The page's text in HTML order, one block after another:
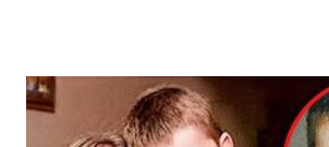
perkuburan demi kemudahan dan
masyarakat setempat. PAKIN Malaysia